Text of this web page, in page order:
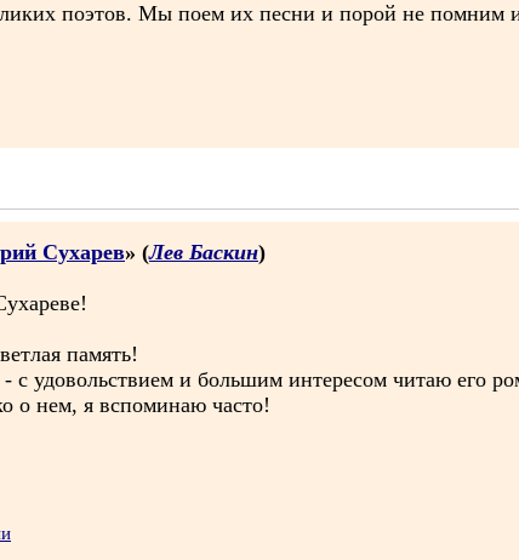
поэтов. Мы поем их песни и порой не помним
Сухарев» (Лев Баскин)
память!
удовольствием и большим интересом читаю его
о нем, я вспоминаю часто!